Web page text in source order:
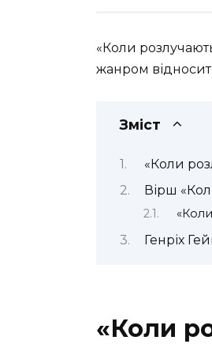
«Коли
жанром
Зміст
«Коли
Вірш
Генріх
«Коли